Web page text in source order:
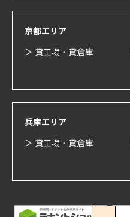
京都エリア
＞ 貸工場・貸倉庫
兵庫エリア
＞ 貸工場・貸倉庫